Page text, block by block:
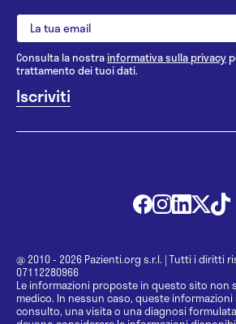
Consulta la nostrainformativa sulla privacy
trattamento dei tuoi dati.
@ 2010 - 2026 Pazienti.org s.r.l. | Tutti i diritti
07112280966
Le informazioni proposte in questo sito non
medico. In nessun caso, queste
consulto, una visita o una diagnosi